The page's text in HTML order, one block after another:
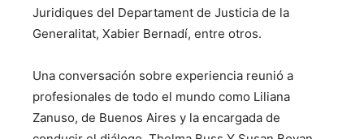
Juridiques del Departament de Justicia de la
Generalitat, Xabier Bernadí, entre otros.
Una conversación sobre experiencia reunió a
profesionales de todo el mundo como Liliana
Zanuso, de Buenos Aires y la encargada de